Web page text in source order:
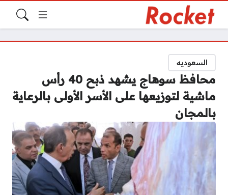
السعوديه
محافظ سوهاج يشهد ذبح 40 رأس
ماشية لتوزيعها على الأسر الأولى بالرعاية
بالمجان